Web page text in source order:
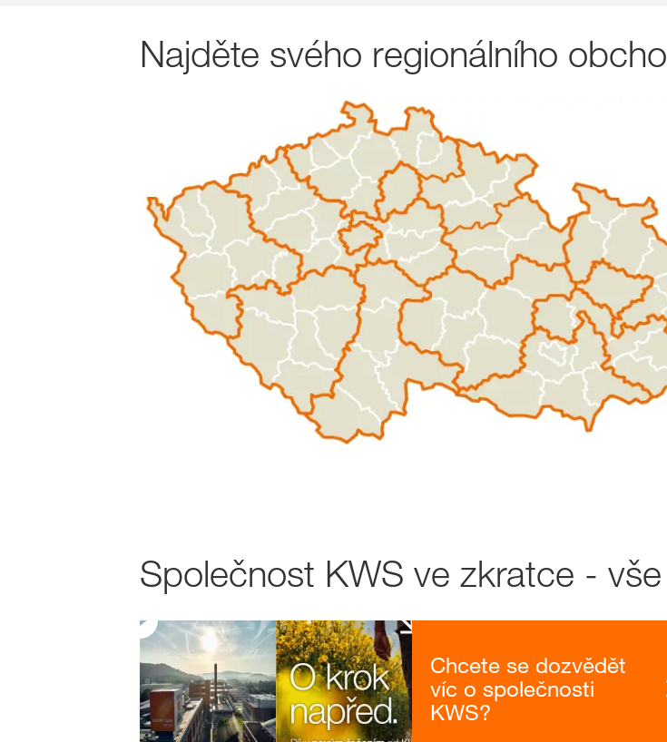
Najděte svého regionálního
Společnost KWS ve zkratce -
Chcete se dozvědět
víc o společnosti
KWS?